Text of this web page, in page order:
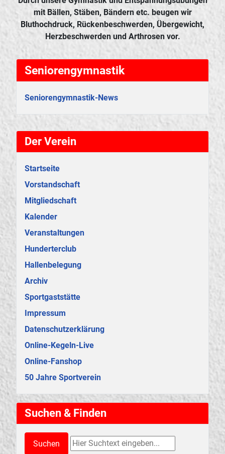
Der Verein
Startseite
Vorstandschaft
Mitgliedschaft
Kalender
Veranstaltungen
Hunderterclub
Hallenbelegung
Archiv
Sportgaststätte
Impressum
Datenschutzerklärung
Online-Kegeln-Live
Online-Fanshop
50 Jahre Sportverein
Suchen & Finden
Suchen
Suchen & Finden
Durch unsere Gymnastik und Entspannungsübungen
mit Bällen, Stäben, Bändern etc. beugen wir
Bluthochdruck, Rückenbeschwerden, Übergewicht,
Herzbeschwerden und Arthrosen vor.
Seniorengymnastik
Seniorengymnastik-News